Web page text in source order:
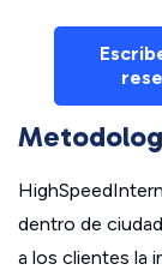
dentro de
a los clientes la